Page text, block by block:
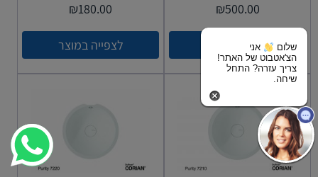
₪500.00
לצפייה במוצר
₪180.00
לצפייה במוצר שלום
אני
הצ'אטבוט של האתר!
צריך עזרה? התחל
שיחה.